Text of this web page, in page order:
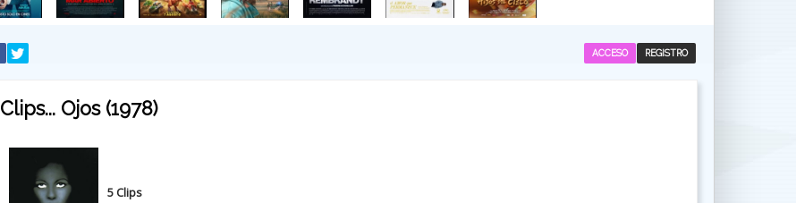
REGISTRO
ACCESO
Clips... Ojos (1978)
5 Clips